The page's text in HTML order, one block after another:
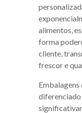
alimentos,
forma
cliente,
frescor e
Embalagens
diferenciado